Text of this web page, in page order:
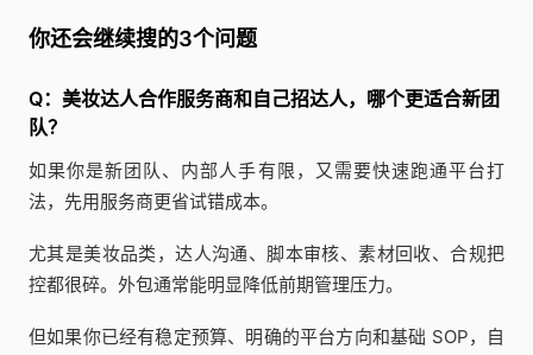
你还会继续搜的3个问题
Q：美妆达人合作服务商和自己招达人，哪个更适合新团
队？
如果你是新团队、内部人手有限，又需要快速跑通平台打
法，先用服务商更省试错成本。
尤其是美妆品类，达人沟通、脚本审核、素材回收、合规把
控都很碎。外包通常能明显降低前期管理压力。
但如果你已经有稳定预算、明确的平台方向和基础 SOP，自